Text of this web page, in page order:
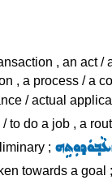
, an act
, a process / a
/ actual
to do a job , a
;
towards a goal ;